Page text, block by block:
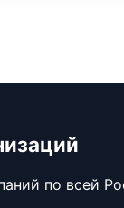
по всей